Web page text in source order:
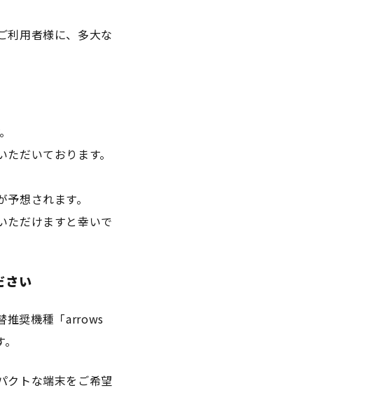
利用者様に、多大な
だいております。
想されます。
ただけますと幸いで
さい
推奨機種「arrows
クトな端末をご希望